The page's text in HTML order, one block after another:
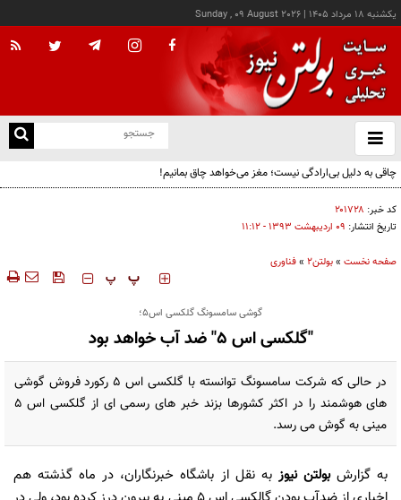
يکشنبه ۱۸ مرداد ۱۴۰۵ |
Sunday , 09 August 2026
باز
و
چاقی به دلیل بی‌ارادگی نیست؛ مغز می‌خواهد چاق بمانیم!
کد خبر: ۲۰۱۷۲۸
تاریخ انتشار: ۰۹ ارديبهشت ۱۳۹۳ - ۱۱:۱۲
صفحه نخست »بولتن2 »فناوری
‍‍‍ پ پ
گوشی سامسونگ گلکسی اس5؛
"گلکسی اس 5" ضد آب خواهد بود
در حالی که شرکت سامسونگ توانسته با گلکسی اس 5 رکورد فروش گوشی
های هوشمند را در اکثر کشورها بزند خبر های رسمی ای از گلکسی اس 5
مینی به گوش می رسد.
به گزارشبولتن نیوز به نقل از باشگاه خبرنگاران، در ماه گذشته هم